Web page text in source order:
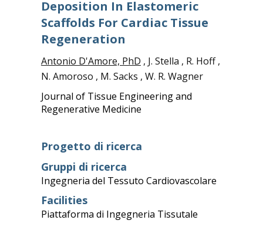
Deposition In Elastomeric
Scaffolds For Cardiac Tissue
Regeneration
Antonio D'Amore, PhD , J. Stella , R. Hoff ,
N. Amoroso , M. Sacks , W. R. Wagner
Journal of Tissue Engineering and
Regenerative Medicine
Progetto di ricerca
Gruppi di ricerca
Ingegneria del Tessuto Cardiovascolare
Facilities
Piattaforma di Ingegneria Tissutale